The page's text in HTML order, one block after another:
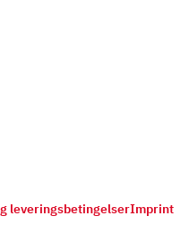
leveringsbetingelserImprint